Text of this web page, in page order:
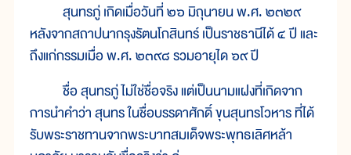
สุนทรภู่ เกิดเมื่อวันที่ ๒๖ มิถุนายน พ.ศ. ๒๓๒๙
หลังจากสถาปนากรุงรัตนโกสินทร์ เป็นราชธานีได้ ๔ ปี และ
ถึงแก่กรรมเมื่อ พ.ศ. ๒๓๙๘ รวมอายุได ๖๙ ปี
ชื่อ สุนทรภู่ ไม่ใช่ชื่อจริง แต่เป็นนามแฝงที่เกิดจาก
การนำคำว่า สุนทร ในชื่อบรรดาศักดิ์ ขุนสุนทรโวหาร ที่ได้
รับพระราชทานจากพระบาทสมเด็จพระพุทธเลิศหล้า